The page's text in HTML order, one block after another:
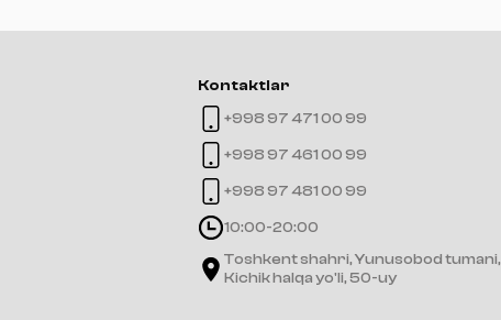
Kontaktlar
+998 97 471 00 99
+998 97 461 00 99
+998 97 481 00 99
10:00-20:00
Toshkent shahri, Yunusobod tumani,
Kichik halqa yo'li, 50-uy